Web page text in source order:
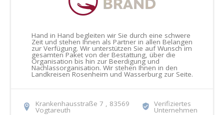
Hand in Hand begleiten wir Sie durch eine schwere
Zeit und stehen Ihnen als Partner in allen Belangen
zur Verfügung. Wir unterstützen Sie auf Wunsch im
gesamten Paket von der Bestattung, über die
Organisation bis hin zur Beerdigung und
Nachlassorganisation. Wir stehen Ihnen in den
Landkreisen Rosenheim und Wasserburg zur Seite.
Krankenhausstraße 7 , 83569
Vogtareuth
Verifiziertes
Unternehmen